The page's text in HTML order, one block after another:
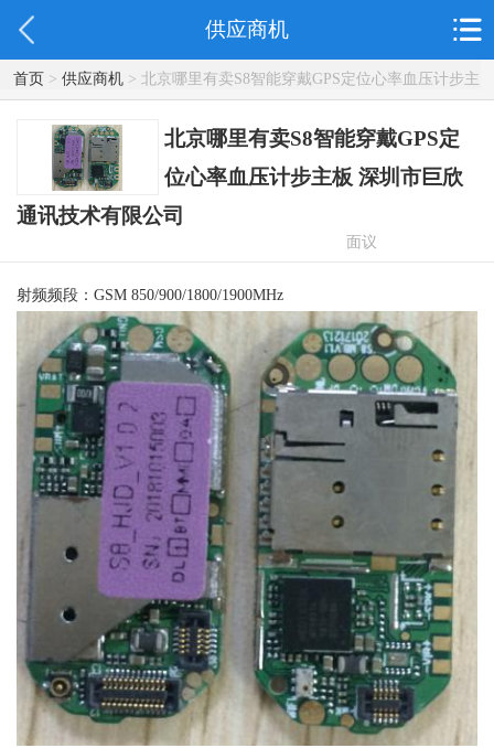
供应商机
首页> 供应商机> 北京哪里有卖S8智能穿戴GPS定位心率血压计步主
板 深圳市巨欣通讯技术有限公司
北京哪里有卖S8智能穿戴GPS定
位心率血压计步主板 深圳市巨欣
通讯技术有限公司
面议
射频频段：GSM 850/900/1800/1900MHz